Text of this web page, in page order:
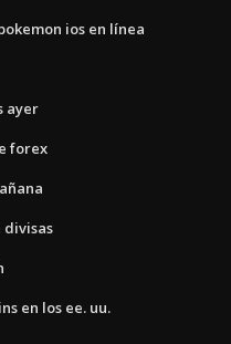
ios en línea
ayer
forex
en los ee. uu.